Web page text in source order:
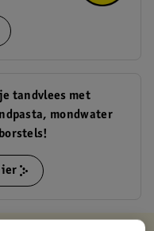
tandvlees met
mondwater